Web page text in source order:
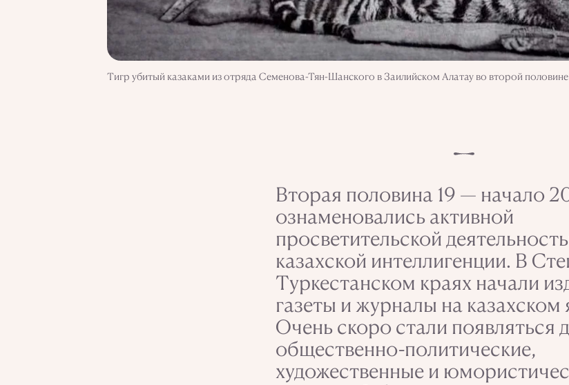
Тигр убитый казаками из отряда Семенова-Тян-Шанского в Заилийском Алатау во второй
Вторая половина 19 — начало
ознаменовались активной
просветительской
казахской интеллигенции. В
Туркестанском краях начали
газеты и журналы на казахском
Очень скоро стали появляться
общественно-политические,
художественные и